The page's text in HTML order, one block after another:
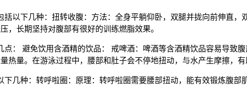
括以下几种：扭转收腹：方法：全身平躺仰卧，双腿并拢向前伸直
，长期坚持对腹部有很好的训练燃脂效果。
点： 避免饮用含酒精的饮品： 戒啤酒：啤酒等含酒精饮品容易导致
热量。在游泳过程中，腰部和肚子会不停地扭动，与水产生摩擦，有
下几种：转呼啦圈：原理：转呼啦圈需要腰部扭动，能有效锻炼腹